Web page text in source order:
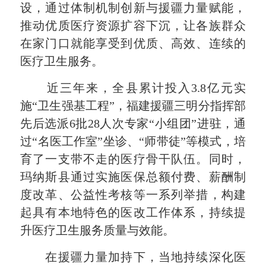
设，通过体制机制创新与援疆力量赋能，
推动优质医疗资源扩容下沉，让各族群众
在家门口就能享受到优质、高效、连续的
医疗卫生服务。
近三年来，全县累计投入3.8亿元实
施“卫生强基工程”，福建援疆三明分指挥部
先后选派6批28人次专家“小组团”进驻，通
过“名医工作室”坐诊、“师带徒”等模式，培
育了一支带不走的医疗骨干队伍。同时，
玛纳斯县通过实施医保总额付费、薪酬制
度改革、公益性考核等一系列举措，构建
起具有本地特色的医改工作体系，持续提
升医疗卫生服务质量与效能。
在援疆力量加持下，当地持续深化医